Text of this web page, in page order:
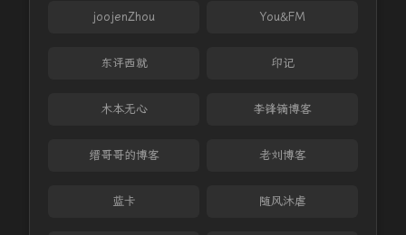
joojenZhou You&FM
东评西就 印记
木本无心 李锋镝博客
缙哥哥的博客 老刘博客
蓝卡 随风沐虐